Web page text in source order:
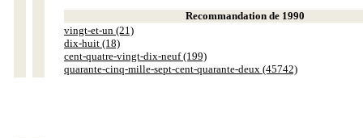
Recommandation de 1990
vingt-et-un (21)
dix-huit (18)
cent-quatre-vingt-dix-neuf (199)
quarante-cinq-mille-sept-cent-quarante-deux (45742)